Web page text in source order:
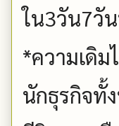
ใน3วัน7วั
*ความเดิ
นักธุรกิจทั้